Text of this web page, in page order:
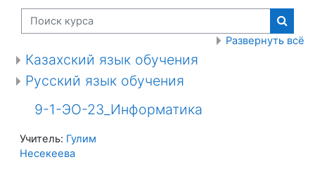
Поиск курса
Поиск
Развернуть всё
Казахский язык обучения
Русский язык обучения
9-1-ЭО-23_Информатика
Учитель: Гулим
Несекеева